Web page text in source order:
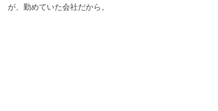
が、勤めていた会社だから。